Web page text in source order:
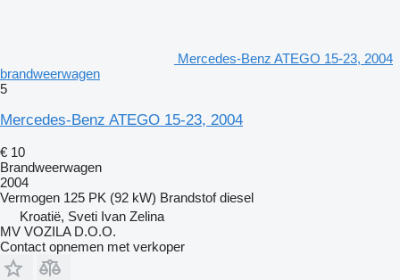
Mercedes-Benz ATEGO 15-23, 2004
brandweerwagen
5
Mercedes-Benz ATEGO 15-23, 2004
€ 10
Brandweerwagen
2004
Vermogen 125 PK (92 kW) Brandstof diesel
Kroatië, Sveti Ivan Zelina
MV VOZILA D.O.O.
Contact opnemen met verkoper